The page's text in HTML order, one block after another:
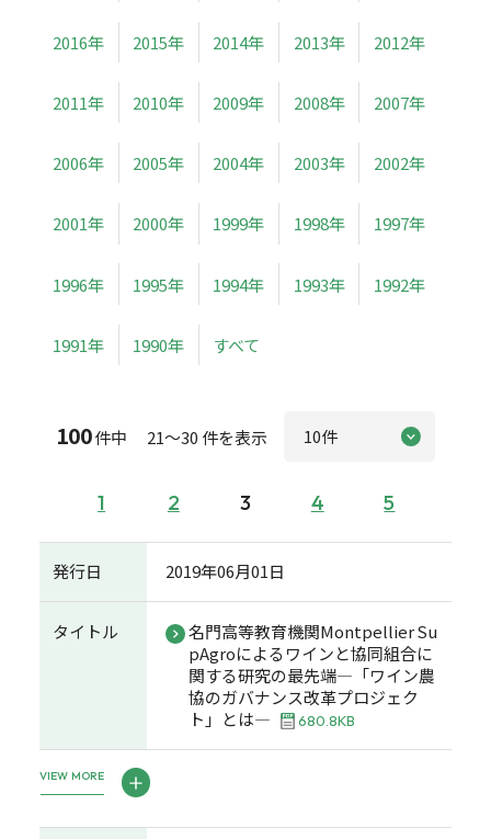
2016年 2015年 2014年 2013年 2012年
2011年 2010年 2009年 2008年 2007年
2006年 2005年 2004年 2003年 2002年
2001年 2000年 1999年 1998年 1997年
1996年 1995年 1994年 1993年 1992年
1991年 1990年 すべて
100件中 21～30 件を表示
1 2 3 4 5
発行日 2019年06月01日
タイトル
名門高等教育機関Montpellier Su
pAgroによるワインと協同組合に
関する研究の最先端―「ワイン農
協のガバナンス改革プロジェク
ト」とは―
680.8KB
VIEW MORE